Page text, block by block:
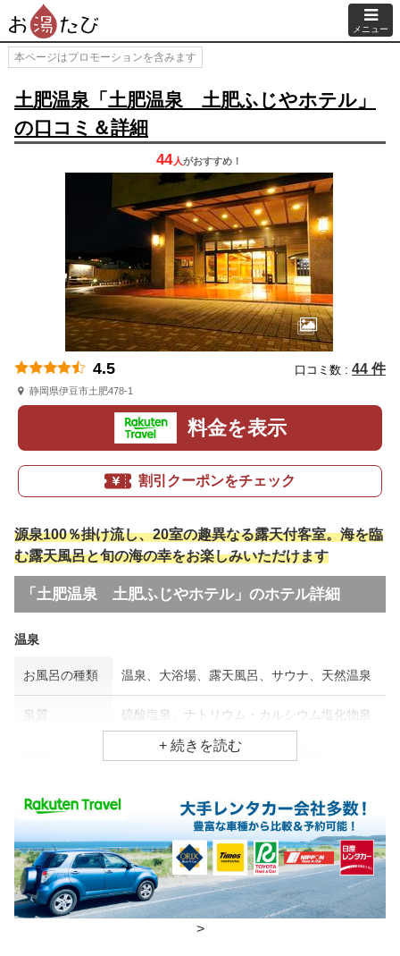
メニュー
本ページはプロモーションを含みます
土肥温泉「土肥温泉 土肥ふじやホテル」
の口コミ＆詳細
44 人がおすすめ！
4.5 口コミ数 : 44 件
静岡県伊豆市土肥478-1
料金を表示
割引クーポンをチェック
源泉100％掛け流し、20室の趣異なる露天付客室。海を臨
む露天風呂と旬の海の幸をお楽しみいただけます
「土肥温泉 土肥ふじやホテル」のホテル詳細
温泉
お風呂の種類 温泉、大浴場、露天風呂、サウナ、天然温泉
泉質 硫酸塩泉、ナトリウム・カルシウム塩化物泉
関節痛、筋肉痛、リウマチ・神経病
食事場所
朝食 個室、食事処
夕食 個室、食事処
チェックイン・チェックアウト時間
>